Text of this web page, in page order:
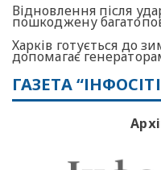
Відновлення після
пошкоджену
Харків готується до
допомагає
ГАЗЕТА